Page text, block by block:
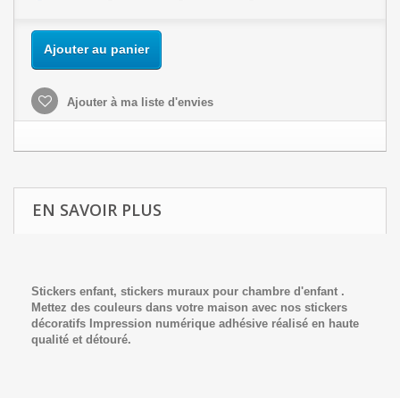
Ajouter au panier
Ajouter à ma liste d'envies
EN SAVOIR PLUS
Stickers enfant, stickers muraux pour chambre d'enfant .
Mettez des couleurs dans votre maison avec nos stickers
décoratifs Impression numérique adhésive réalisé en haute
qualité et détouré.